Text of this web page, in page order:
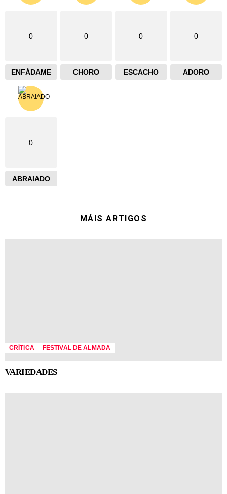
0
ENFÁDAME
0
CHORO
0
ESCACHO
0
ADORO
0
ABRAIADO
MÁIS ARTIGOS
CRÍTICA FESTIVAL DE ALMADA
VARIEDADES